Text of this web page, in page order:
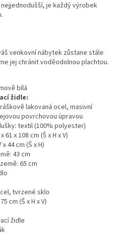
je každý výrobek
venkovní nábytek zůstane stále
jej chránit voděodolnou plachtou.
bílá
židle:
lakovaná ocel, masivní
povrchovou úpravou
textil (100% polyester)
x 108 cm (Š x H x V)
44 cm (Š x H)
43 cm
65 cm
tvrzené sklo
cm (Š x H x V)
židle